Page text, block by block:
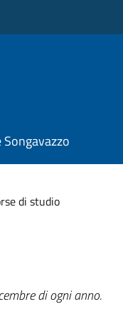
Songavazzo
di studio
di ogni anno.